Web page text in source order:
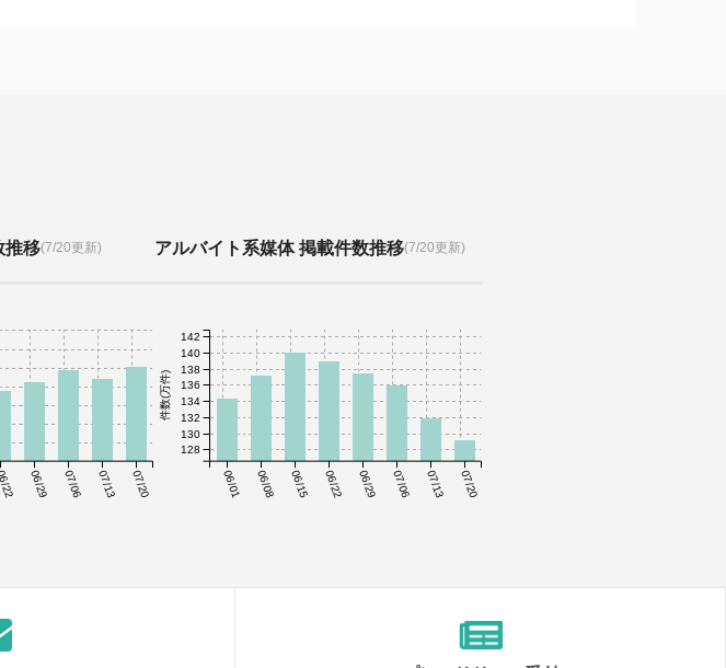
推移(7/20更新)
22 06/29 07/06 07/13 07/20
アルバイト系媒体 掲載件数推移(7/20更新)
06/01 06/08 06/15 06/22 06/29 07/06 07/13 07/20
件数(万件)
128
130
132
134
136
138
140
142